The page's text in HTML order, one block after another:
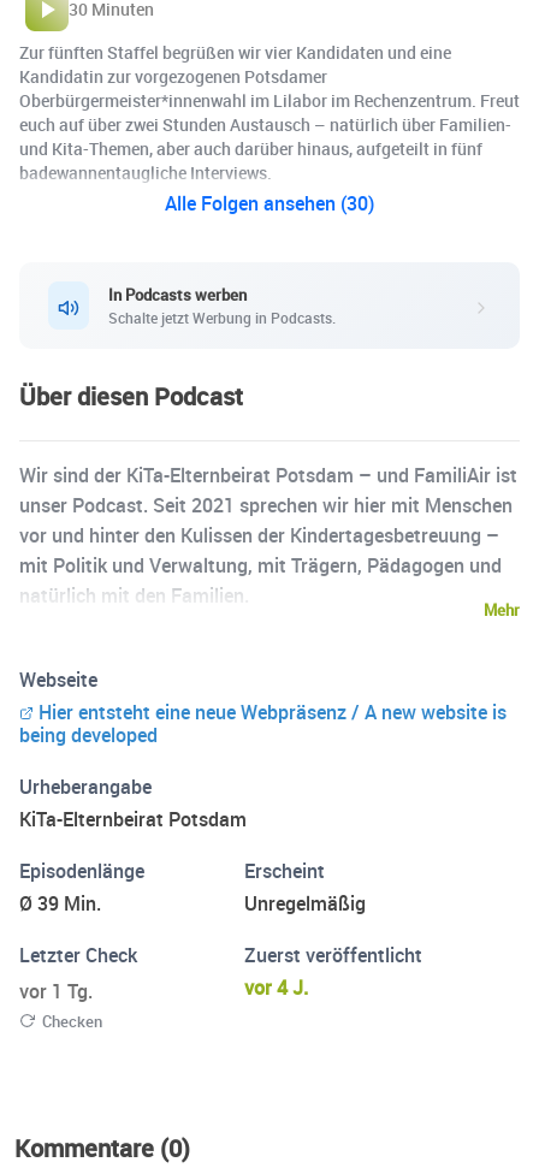
30 Minuten
Zur fünften Staffel begrüßen wir vier Kandidaten und eine
Kandidatin zur vorgezogenen Potsdamer
Oberbürgermeister*innenwahl im Lilabor im Rechenzentrum. Freut
euch auf über zwei Stunden Austausch – natürlich über Familien-
und Kita-Themen, aber auch darüber hinaus, aufgeteilt in fünf
badewannentaugliche Interviews.
Alle Folgen ansehen (30)
In Podcasts werben
Schalte jetzt Werbung in Podcasts.
Über diesen Podcast
Wir sind der KiTa-Elternbeirat Potsdam – und FamiliAir ist
unser Podcast. Seit 2021 sprechen wir hier mit Menschen
vor und hinter den Kulissen der Kindertagesbetreuung –
mit Politik und Verwaltung, mit Trägern, Pädagogen und
natürlich mit den Familien.
Mehr
Webseite
Hier entsteht eine neue Webpräsenz / A new website is
being developed
Urheberangabe
KiTa-Elternbeirat Potsdam
Episodenlänge
Ø 39 Min.
Erscheint
Unregelmäßig
Letzter Check
vor 1 Tg.
Checken
Zuerst veröffentlicht
vor 4 J.
Kommentare (0)